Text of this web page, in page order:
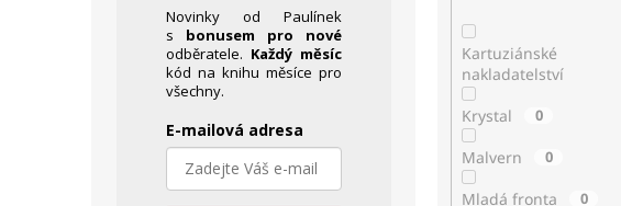
Novinky od Paulínek
s bonusem pro nové
odběratele. Každý měsíc
kód na knihu měsíce pro
všechny.
E-mailová adresa
Kartuziánské
nakladatelství
Krystal 0
Malvern 0
Mladá fronta 0